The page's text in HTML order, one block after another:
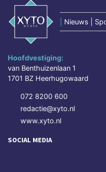
Nieuws |
Hoofdvestiging:
van Benthuizenlaan 1
1701 BZ Heerhugowaard
072 8200 600
redactie@xyto.nl
www.xyto.nl
SOCIAL MEDIA